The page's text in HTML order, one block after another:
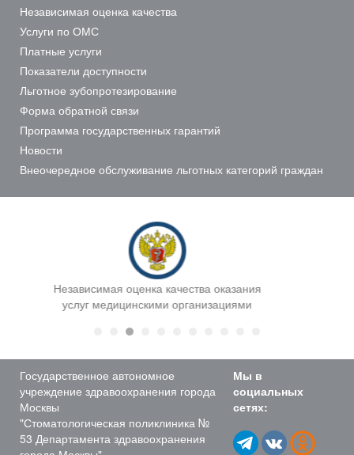
Независимая оценка качества
Услуги по ОМС
Платные услуги
Показатели доступности
Льготное зубопротезирование
Форма обратной связи
Программа государственных гарантий
Новости
Внеочередное обслуживание льготных категорий граждан
Независимая оценка качества оказания
услуг медицинскими организациями
Государственное автономное
учреждение здравоохранения города
Москвы
"Стоматологическая поликлиника №
53 Департамента здравоохранения
Мы в
социальных
сетях: